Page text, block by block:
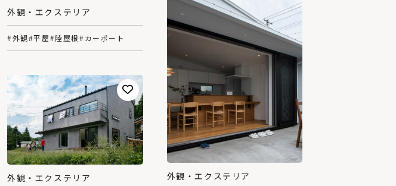
外観・エクステリア
#外観#平屋#陸屋根#カーポート
外観・エクステリア
外観・エクステリア